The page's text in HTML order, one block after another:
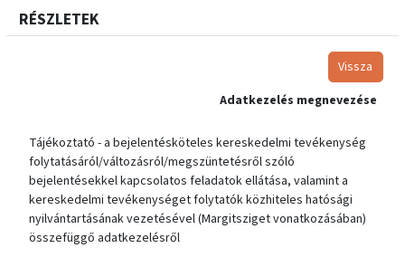
RÉSZLETEK
Vissza
Adatkezelés megnevezése
Tájékoztató - a bejelentésköteles kereskedelmi tevékenység
folytatásáról/változásról/megszüntetésről szóló
bejelentésekkel kapcsolatos feladatok ellátása, valamint a
kereskedelmi tevékenységet folytatók közhiteles hatósági
nyilvántartásának vezetésével (Margitsziget vonatkozásában)
összefüggő adatkezelésről